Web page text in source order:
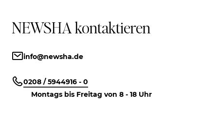
NEWSHA kontaktieren
info@newsha.de
0208 / 5944916 - 0
Montags bis Freitag von 8 - 18 Uhr